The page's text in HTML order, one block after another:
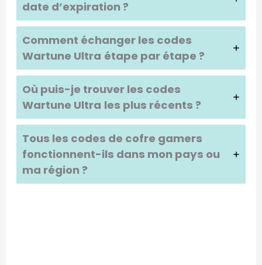
date d’expiration ?
Comment échanger les codes
Wartune Ultra étape par étape ?
Où puis-je trouver les codes
Wartune Ultra les plus récents ?
Tous les codes de cofre gamers
fonctionnent-ils dans mon pays ou
ma région ?